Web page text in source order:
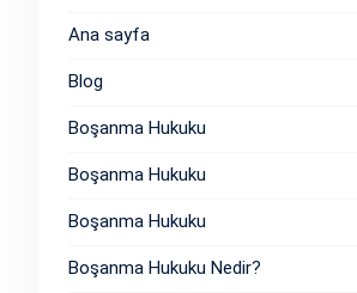
Ana sayfa
Blog
Boşanma Hukuku
Boşanma Hukuku
Boşanma Hukuku
Boşanma Hukuku Nedir?